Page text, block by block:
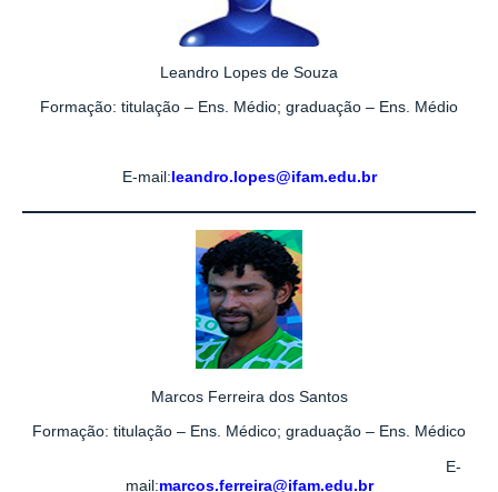
Leandro Lopes de Souza
Formação: titulação – Ens. Médio; graduação – Ens. Médio
E-mail:leandro.lopes@ifam.edu.br
Marcos Ferreira dos Santos
Formação: titulação – Ens. Médico; graduação – Ens. Médico
E-
mail:marcos.ferreira@ifam.edu.br